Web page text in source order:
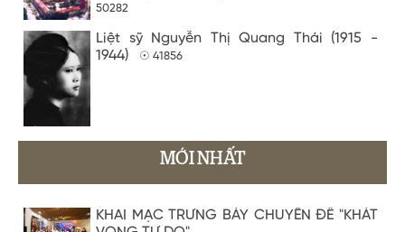
50282
Liệt sỹ Nguyễn Thị Quang Thái (1915 -
1944)
☉ 41856
MỚI NHẤT
KHAI MẠC TRƯNG BÀY CHUYÊN ĐỀ "KHÁT